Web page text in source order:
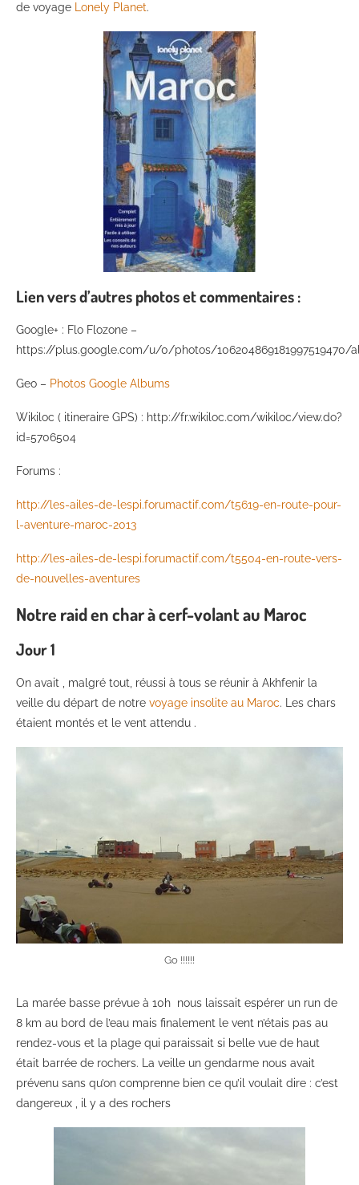
de voyage Lonely Planet.
Lien versd’autresphotos et commentaires :
Google+ : Flo Flozone –
https://plus.google.com/u/0/photos/106204869181997519470/
Geo – Photos Google Albums
Wikiloc ( itineraire GPS) : http://fr.wikiloc.com/wikiloc/view.do?
id=5706504
Forums :
http://les-ailes-de-lespi.forumactif.com/t5619-en-route-pour-
l-aventure-maroc-2013
http://les-ailes-de-lespi.forumactif.com/t5504-en-route-vers-
de-nouvelles-aventures
Notre raid en char à cerf-volant au Maroc
Jour 1
On avait , malgré tout, réussi à tous se réunir à Akhfenir la
veille du départ de notre voyage insolite au Maroc. Les chars
étaient montés et le vent attendu .
Go !!!!!!
La marée basse prévue à 10h nous laissait espérer un run de
8 km au bord de l’eau mais finalement le vent n’étais pas au
rendez-vous et la plage qui paraissait si belle vue de haut
était barrée de rochers. La veille un gendarme nous avait
prévenu sans qu’on comprenne bien ce qu’il voulait dire : c’est
dangereux , il y a des rochers